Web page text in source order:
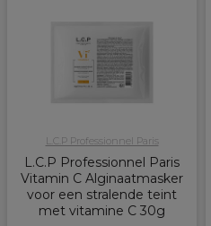
L.C.P Professionnel Paris
L.C.P Professionnel Paris
Vitamin C Alginaatmasker
voor een stralende teint
met vitamine C 30g